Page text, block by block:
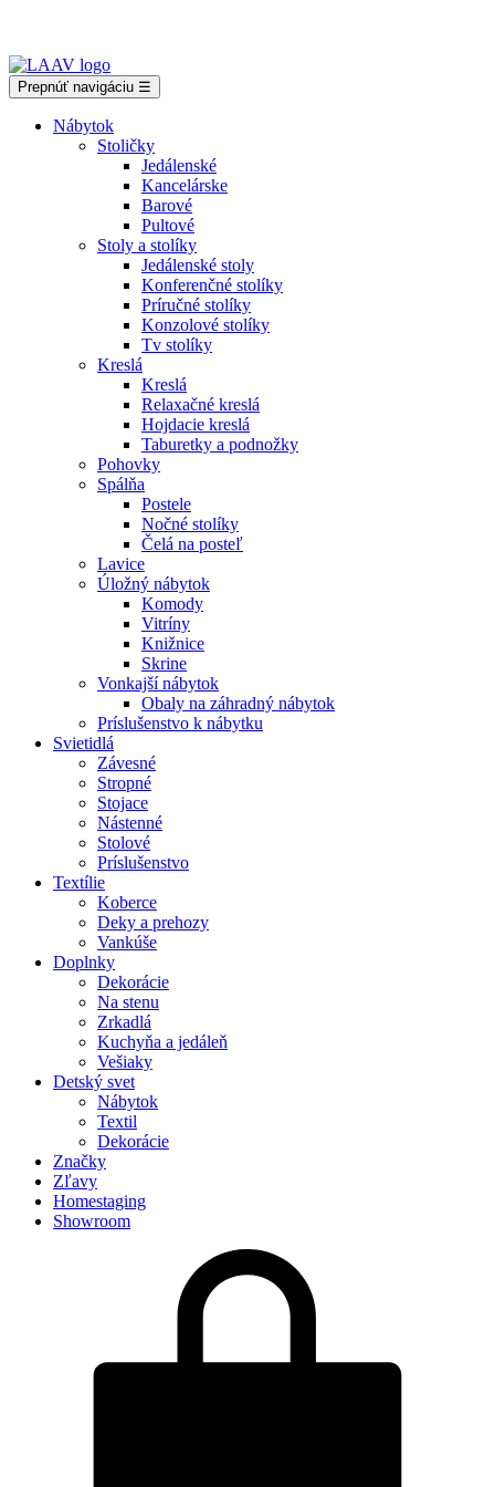
Prepnúť navigáciu ☰
Nábytok
Stoličky
Jedálenské
Kancelárske
Barové
Pultové
Stoly a stolíky
Jedálenské stoly
Konferenčné stolíky
Príručné stolíky
Konzolové stolíky
Tv stolíky
Kreslá
Kreslá
Relaxačné kreslá
Hojdacie kreslá
Taburetky a podnožky
Pohovky
Spálňa
Postele
Nočné stolíky
Čelá na posteľ
Lavice
Úložný nábytok
Komody
Vitríny
Knižnice
Skrine
Vonkajší nábytok
Obaly na záhradný nábytok
Príslušenstvo k nábytku
Svietidlá
Závesné
Stropné
Stojace
Nástenné
Stolové
Príslušenstvo
Textílie
Koberce
Deky a prehozy
Vankúše
Doplnky
Dekorácie
Na stenu
Zrkadlá
Kuchyňa a jedáleň
Vešiaky
Detský svet
Nábytok
Textil
Dekorácie
Značky
Zľavy
Homestaging
Showroom